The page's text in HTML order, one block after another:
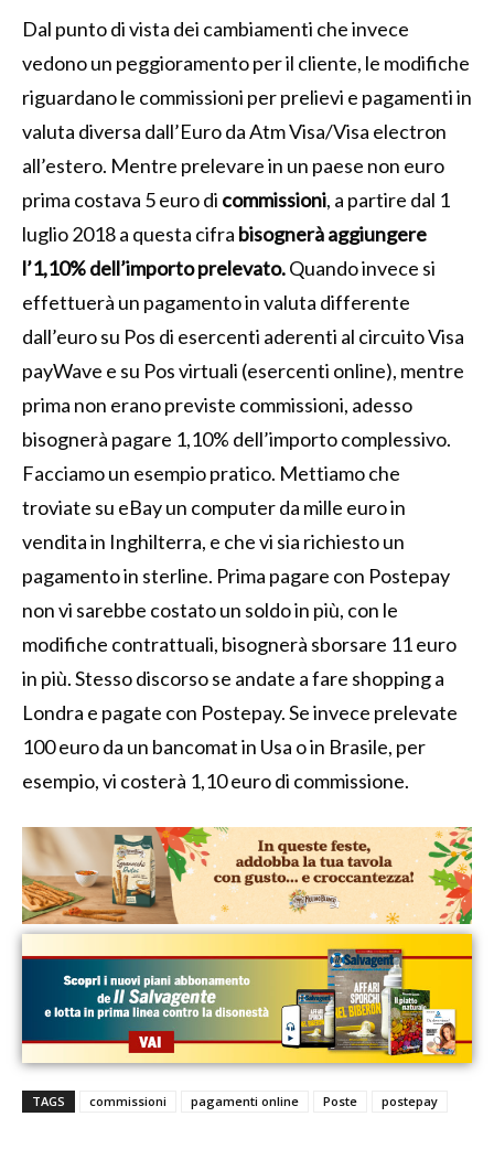
Dal punto di vista dei cambiamenti che invece
vedono un peggioramento per il cliente, le modifiche
riguardano le commissioni per prelievi e pagamenti in
valuta diversa dall’Euro da Atm Visa/Visa electron
all’estero. Mentre prelevare in un paese non euro
prima costava 5 euro di commissioni, a partire dal 1
luglio 2018 a questa cifra bisognerà aggiungere
l’1,10% dell’importo prelevato.Quando invece si
effettuerà un pagamento in valuta differente
dall’euro su Pos di esercenti aderenti al circuito Visa
payWave e su Pos virtuali (esercenti online), mentre
prima non erano previste commissioni, adesso
bisognerà pagare 1,10% dell’importo complessivo.
Facciamo un esempio pratico. Mettiamo che
troviate su eBay un computer da mille euro in
vendita in Inghilterra, e che vi sia richiesto un
pagamento in sterline. Prima pagare con Postepay
non vi sarebbe costato un soldo in più, con le
modifiche contrattuali, bisognerà sborsare 11 euro
in più. Stesso discorso se andate a fare shopping a
Londra e pagate con Postepay. Se invece prelevate
100 euro da un bancomat in Usa o in Brasile, per
esempio, vi costerà 1,10 euro di commissione.
TAGS commissioni pagamenti online Poste postepay